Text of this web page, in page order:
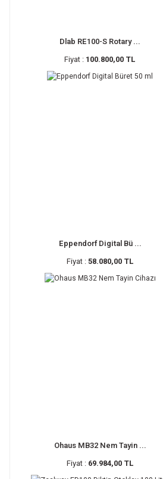
Dlab RE100-S Rotary ...
Fiyat : 100.800,00 TL
Eppendorf Digital Bü ...
Fiyat :58.080,00 TL
Ohaus MB32 Nem Tayin ...
Fiyat : 69.984,00 TL